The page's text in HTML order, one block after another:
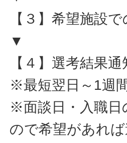
【３】希望施設
▼
【４】選考結果通
※最短翌日～1週
※面談日・入職日
ので希望があれ